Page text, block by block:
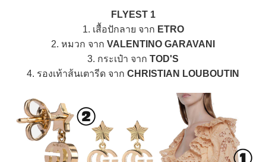
FLYEST 1
1. เสื้อปักลาย จาก ETRO
2. หมวก จาก VALENTINO GARAVANI
3. กระเป๋า จาก TOD'S
4. รองเท้าส้นเตารีด จาก CHRISTIAN LOUBOUTIN